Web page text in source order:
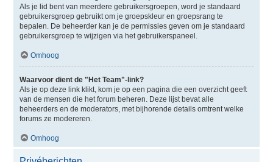
Als je lid bent van meerdere gebruikersgroepen, word je standaard
gebruikersgroep gebruikt om je groepskleur en groepsrang te
bepalen. De beheerder kan je de permissies geven om je standaard
gebruikersgroep te wijzigen via het gebruikerspaneel.
Omhoog
Waarvoor dient de "Het Team"-link?
Als je op deze link klikt, kom je op een pagina die een overzicht geeft
van de mensen die het forum beheren. Deze lijst bevat alle
beheerders en de moderators, met bijhorende details omtrent welke
forums ze modereren.
Omhoog